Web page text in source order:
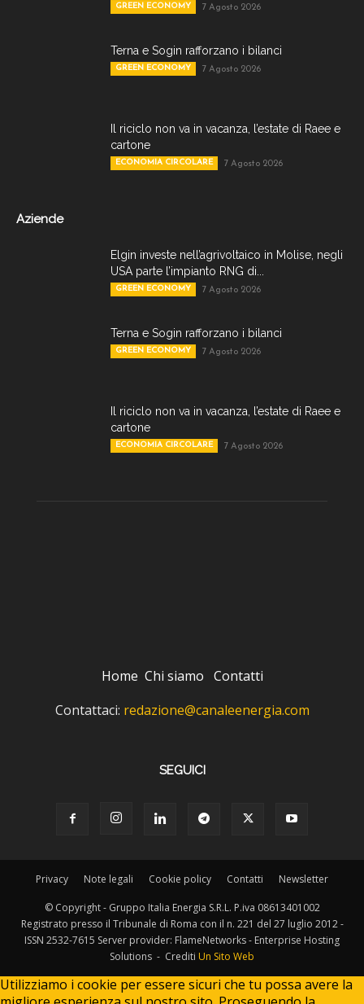
GREEN ECONOMY 7 Agosto 2026
Terna e Sogin rafforzano i bilanci
GREEN ECONOMY 7 Agosto 2026
Il riciclo non va in vacanza, l’estate di Raee e
cartone
ECONOMIA CIRCOLARE 7 Agosto 2026
Aziende
Elgin investe nell’agrivoltaico in Molise, negli
USA parte l’impianto RNG di...
GREEN ECONOMY 7 Agosto 2026
Terna e Sogin rafforzano i bilanci
GREEN ECONOMY 7 Agosto 2026
Il riciclo non va in vacanza, l’estate di Raee e
cartone
ECONOMIA CIRCOLARE 7 Agosto 2026
Home Chi siamo Contatti
Contattaci: redazione@canaleenergia.com
SEGUICI
Privacy Note legali Cookie policy Contatti Newsletter
© Copyright - Gruppo Italia Energia S.R.L. P.iva 08613401002
Registrato presso il Tribunale di Roma con il n. 221 del 27 luglio 2012 -
ISSN 2532-7615 Server provider: FlameNetworks - Enterprise Hosting
Solutions - Crediti Un Sito Web
Utilizziamo i cookie per essere sicuri che tu possa avere la